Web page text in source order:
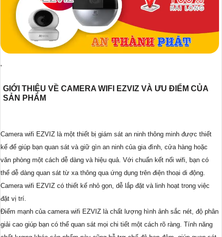
'
GIỚI THIỆU VỀ CAMERA WIFI EZVIZ VÀ ƯU ĐIỂM CỦA
SẢN PHẨM
Camera wifi EZVIZ là một thiết bị giám sát an ninh thông minh được thiết
kế để giúp bạn quan sát và giữ gìn an ninh của gia đình, cửa hàng hoặc
văn phòng một cách dễ dàng và hiệu quả. Với chuẩn kết nối wifi, bạn có
thể dễ dàng quan sát từ xa thông qua ứng dụng trên điện thoại di động.
Camera wifi EZVIZ có thiết kế nhỏ gọn, dễ lắp đặt và linh hoạt trong việc
đặt vị trí.
Điểm mạnh của camera wifi EZVIZ là chất lượng hình ảnh sắc nét, độ phân
giải cao giúp bạn có thể quan sát mọi chi tiết một cách rõ ràng. Tính năng